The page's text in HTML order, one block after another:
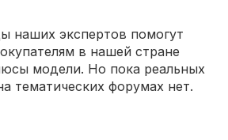
наших экспертов помогут
в нашей стране
модели. Но пока реальных
тематических форумах нет.